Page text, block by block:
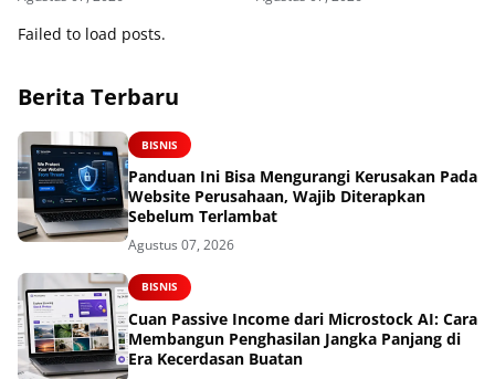
Bethel
Tahun 2025 dari KPPN
Failed to load posts.
Berita Terbaru
BISNIS
Panduan Ini Bisa Mengurangi Kerusakan Pada
Website Perusahaan, Wajib Diterapkan
Sebelum Terlambat
Agustus 07, 2026
BISNIS
Cuan Passive Income dari Microstock AI: Cara
Membangun Penghasilan Jangka Panjang di
Era Kecerdasan Buatan